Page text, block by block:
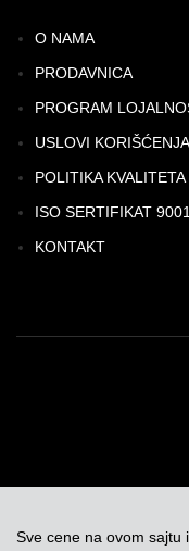
O NAMA
PRODAVNICA
PROGRAM
USLOVI KORIŠĆENJA
POLITIKA KVALITETA
ISO SERTIFIKAT 9001
KONTAKT
Sve cene na ovom sajtu